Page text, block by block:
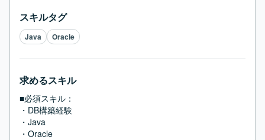
スキルタグ
Java Oracle
求めるスキル
■必須スキル：
・DB構築経験
・Java
・Oracle